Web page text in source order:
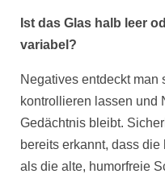
Ist das Glas halb leer
variabel?
Negatives entdeckt
kontrollieren lassen und
Gedächtnis bleibt.
bereits erkannt, dass
als die alte, humorfreie